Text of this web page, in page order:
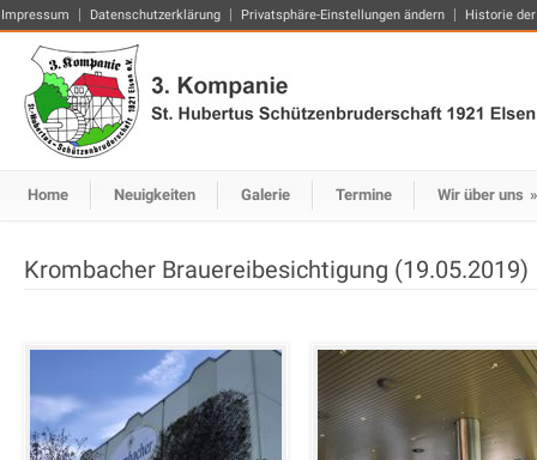
Impressum Datenschutzerklärung Privatsphäre-Einstellungen ändern Historie
Home Neuigkeiten Galerie Termine Wir über uns »
Krombacher Brauereibesichtigung (19.05.2019)